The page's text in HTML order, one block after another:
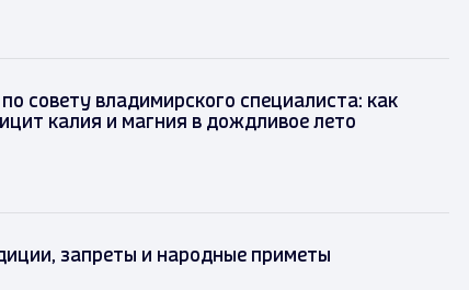
совету владимирского специалиста: как
калия и магния в дождливое лето
запреты и народные приметы